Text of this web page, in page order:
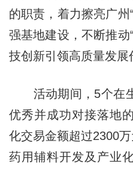
的职责，着力擦亮广州
强基地建设，不断推动
技创新引领高质量发展
活动期间，5个在生
优秀并成功对接落地
化交易金额超过2300
药用辅料开发及产业